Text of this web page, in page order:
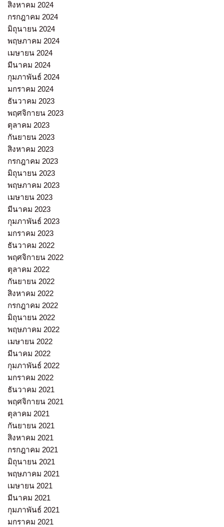
สิงหาคม 2024
กรกฎาคม 2024
มิถุนายน 2024
พฤษภาคม 2024
เมษายน 2024
มีนาคม 2024
กุมภาพันธ์ 2024
มกราคม 2024
ธันวาคม 2023
พฤศจิกายน 2023
ตุลาคม 2023
กันยายน 2023
สิงหาคม 2023
กรกฎาคม 2023
มิถุนายน 2023
พฤษภาคม 2023
เมษายน 2023
มีนาคม 2023
กุมภาพันธ์ 2023
มกราคม 2023
ธันวาคม 2022
พฤศจิกายน 2022
ตุลาคม 2022
กันยายน 2022
สิงหาคม 2022
กรกฎาคม 2022
มิถุนายน 2022
พฤษภาคม 2022
เมษายน 2022
มีนาคม 2022
กุมภาพันธ์ 2022
มกราคม 2022
ธันวาคม 2021
พฤศจิกายน 2021
ตุลาคม 2021
กันยายน 2021
สิงหาคม 2021
กรกฎาคม 2021
มิถุนายน 2021
พฤษภาคม 2021
เมษายน 2021
มีนาคม 2021
กุมภาพันธ์ 2021
มกราคม 2021